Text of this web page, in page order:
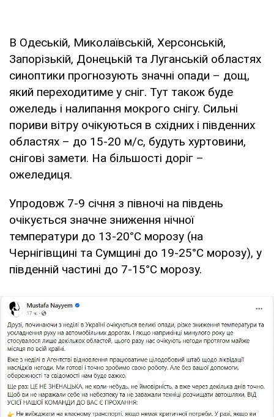
В Одеській, Миколаївській, Херсонській,
Запорізькій, Донецькій та Луганській областях
синоптики прогнозують значні опади – дощ,
який переходитиме у сніг. Тут також буде
ожеледь і налипання мокрого снігу. Сильні
пориви вітру очікуються в східних і південних
областях – до 15-20 м/с, будуть хуртовини,
снігові замети. На більшості доріг –
ожеледиця.
Упродовж 7-9 січня з півночі на південь
очікується значне зниження нічної
температури до 13-20°С морозу (на
Чернігівщині та Сумщині до 19-25°С морозу), у
південній частині до 7-15°С морозу.